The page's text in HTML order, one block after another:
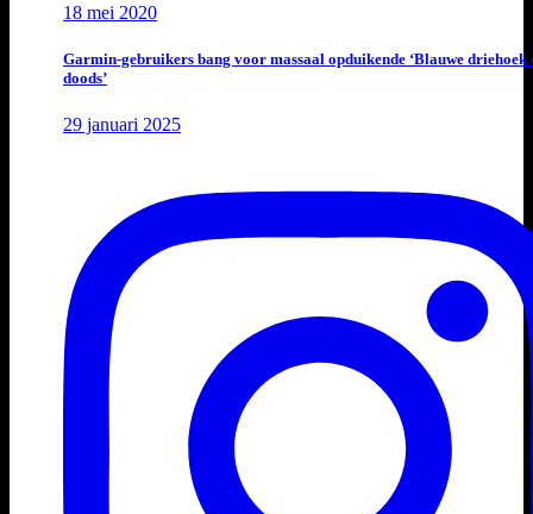
18 mei 2020
Garmin-gebruikers bang voor massaal opduikende ‘Blauwe driehoek
doods’
29 januari 2025